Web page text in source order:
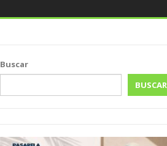
Buscar
BUSCAR